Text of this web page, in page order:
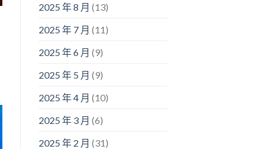
2025 年 8 月 (13)
2025 年 7 月 (11)
2025 年 6 月 (9)
2025 年 5 月 (9)
2025 年 4 月 (10)
2025 年 3 月 (6)
2025 年 2 月 (31)